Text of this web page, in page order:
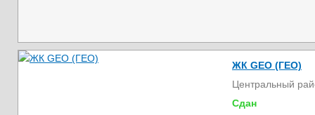
ЖК GEO (ГЕО)
Центральный
Сдан